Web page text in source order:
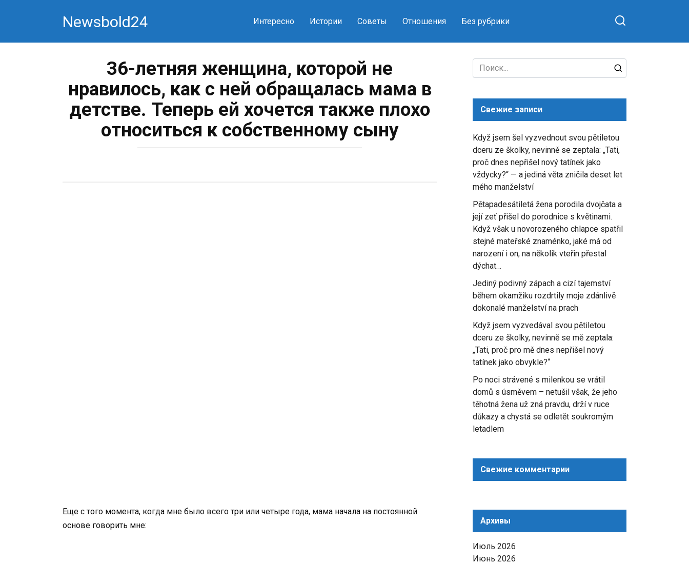
Newsbold24 Интересно Истории Советы Отношения Без рубрики
36-летняя женщина, которой не
нравилось, как с ней обращалась мама в
детстве. Теперь ей хочется также плохо
относиться к собственному сыну
Еще с того момента, когда мне было всего три или четыре года, мама начала на постоянной
основе говорить мне:
Search
for:
Свежие записи
Když jsem šel vyzvednout svou pětiletou
dceru ze školky, nevinně se zeptala: „Tati,
proč dnes nepřišel nový tatínek jako
vždycky?“ — a jediná věta zničila deset let
mého manželství
Pětapadesátiletá žena porodila dvojčata a
její zeť přišel do porodnice s květinami.
Když však u novorozeného chlapce spatřil
stejné mateřské znaménko, jaké má od
narození i on, na několik vteřin přestal
dýchat…
Jediný podivný zápach a cizí tajemství
během okamžiku rozdrtily moje zdánlivě
dokonalé manželství na prach
Když jsem vyzvedával svou pětiletou
dceru ze školky, nevinně se mě zeptala:
„Tati, proč pro mě dnes nepřišel nový
tatínek jako obvykle?“
Po noci strávené s milenkou se vrátil
domů s úsměvem – netušil však, že jeho
těhotná žena už zná pravdu, drží v ruce
důkazy a chystá se odletět soukromým
letadlem
Свежие комментарии
Архивы
Июль 2026
Июнь 2026